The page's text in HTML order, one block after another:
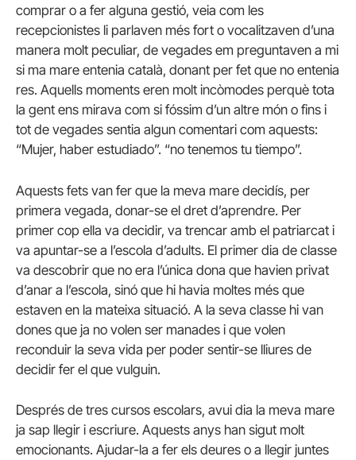
comprar o a fer alguna gestió, veia com les
recepcionistes li parlaven més fort o vocalitzaven d’una
manera molt peculiar, de vegades em preguntaven a mi
si ma mare entenia català, donant per fet que no entenia
res. Aquells moments eren molt incòmodes perquè tota
la gent ens mirava com si fóssim d’un altre món o fins i
tot de vegades sentia algun comentari com aquests:
“Mujer, haber estudiado”. “no tenemos tu tiempo”.
Aquests fets van fer que la meva mare decidís, per
primera vegada, donar-se el dret d’aprendre. Per
primer cop ella va decidir, va trencar amb el patriarcat i
va apuntar-se a l’escola d’adults. El primer dia de classe
va descobrir que no era l’única dona que havien privat
d’anar a l’escola, sinó que hi havia moltes més que
estaven en la mateixa situació. A la seva classe hi van
dones que ja no volen ser manades i que volen
reconduir la seva vida per poder sentir-se lliures de
decidir fer el que vulguin.
Després de tres cursos escolars, avui dia la meva mare
ja sap llegir i escriure. Aquests anys han sigut molt
emocionants. Ajudar-la a fer els deures o a llegir juntes